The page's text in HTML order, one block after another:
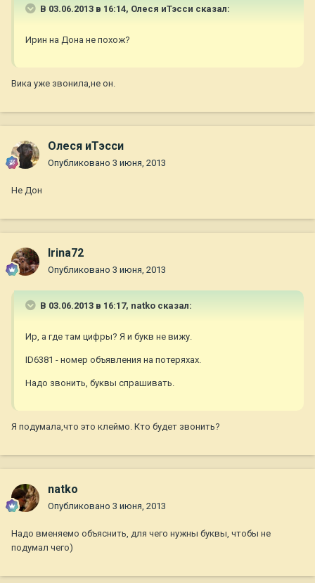
В 03.06.2013 в 16:14, Олеся иТэсси сказал:
Ирин на Дона не похож?
Вика уже звонила,не он.
Олеся иТэсси
Опубликовано 3 июня, 2013
Не Дон
Irina72
Опубликовано 3 июня, 2013
В 03.06.2013 в 16:17, natko сказал:
Ир, а где там цифры? Я и букв не вижу.
ID6381 - номер объявления на потеряхах.
Надо звонить, буквы спрашивать.
Я подумала,что это клеймо. Кто будет звонить?
natko
Опубликовано 3 июня, 2013
Надо вменяемо объяснить, для чего нужны буквы, чтобы не
подумал чего)